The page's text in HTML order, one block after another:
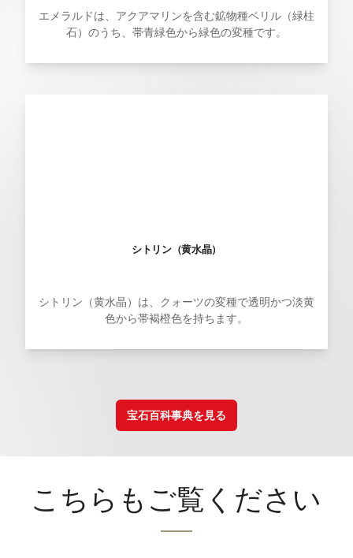
エメラルドは、アクアマリンを含む鉱物種ベリル（緑柱
石）のうち、帯青緑色から緑色の変種です。
シトリン（黄水晶）
シトリン（黄水晶）は、クォーツの変種で透明かつ淡黄
色から帯褐橙色を持ちます。
宝石百科事典を見る
こちらもご覧ください